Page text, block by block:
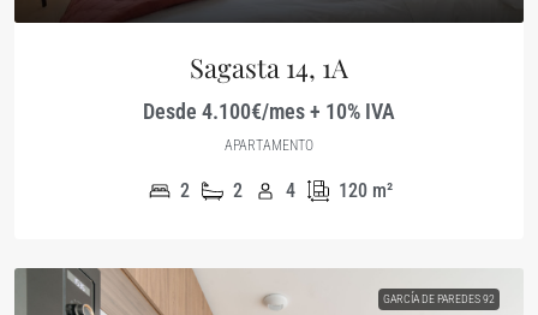
Sagasta 14, 1A
Desde 4.100€/mes + 10% IVA
APARTAMENTO
2 2 4 120 m²
GARCÍA DE PAREDES 92